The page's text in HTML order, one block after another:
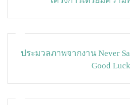
ประมวลภาพจากงาน Never
Good Luck